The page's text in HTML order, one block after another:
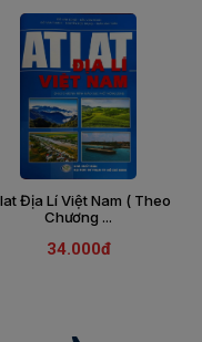
Địa Lí Việt Nam ( Theo
Chương ...
34.000đ